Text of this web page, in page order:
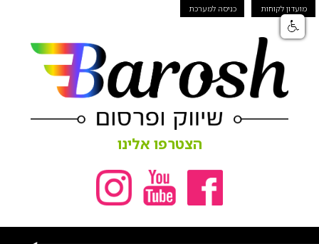
מועדון לקוחות כניסה למערכת
הצטרפו אלינו